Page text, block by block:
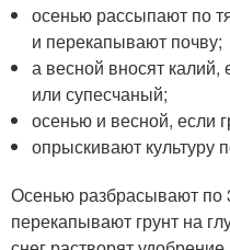
осенью рассыпают по
и перекапывают почву;
а весной вносят
или супесчаный;
осенью и весной, если
опрыскивают культуру
Осенью разбрасывают по
перекапывают грунт на